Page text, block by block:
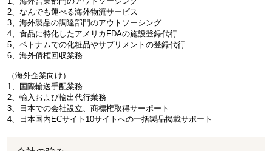
2、なんでも運べる海外物流サービス
3、海外製品の調達部門のアウトソーシング
4、食品に特化したアメリカFDAの施設登録代行
5、ベトナムでの化粧品やサプリメントの登録代行
6、海外債権回収業務
（海外企業向け）
1、国際輸送手配業務
2、輸入および輸出代行業務
3、日本での会社設立、商標権取得サーポート
4、日本国内ECサイト10サイトへの一括製品掲載サポート